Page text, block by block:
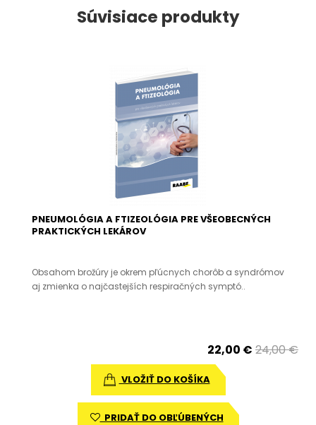
Súvisiace produkty
PNEUMOLÓGIA A FTIZEOLÓGIA PRE VŠEOBECNÝCH
PRAKTICKÝCH LEKÁROV
Obsahom brožúry je okrem pľúcnych chorôb a syndrómov
aj zmienka o najčastejších respiračných symptó..
22,00 € 24,00 €
VLOŽIŤ DO KOŠÍKA
PRIDAŤ DO OBĽÚBENÝCH